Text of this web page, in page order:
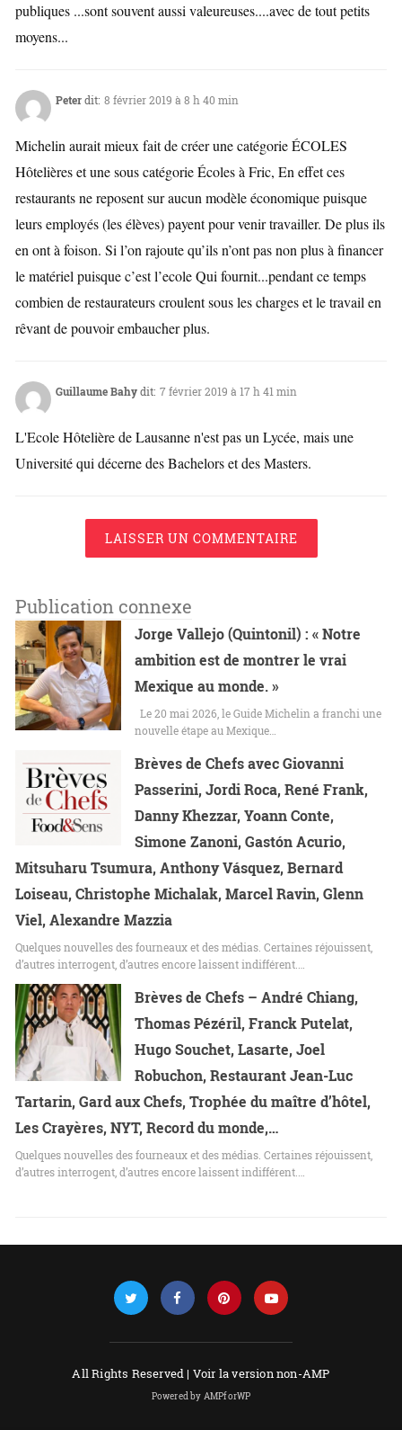
publiques ...sont souvent aussi valeureuses....avec de tout petits
moyens...
Peterdit: 8 février 2019 à 8 h 40 min
Michelin aurait mieux fait de créer une catégorie ÉCOLES
Hôtelières et une sous catégorie Écoles à Fric, En effet ces
restaurants ne reposent sur aucun modèle économique puisque
leurs employés (les élèves) payent pour venir travailler. De plus ils
en ont à foison. Si l’on rajoute qu’ils n’ont pas non plus à financer
le matériel puisque c’est l’ecole Qui fournit...pendant ce temps
combien de restaurateurs croulent sous les charges et le travail en
rêvant de pouvoir embaucher plus.
Guillaume Bahydit: 7 février 2019 à 17 h 41 min
L'Ecole Hôtelière de Lausanne n'est pas un Lycée, mais une
Université qui décerne des Bachelors et des Masters.
LAISSER UN COMMENTAIRE
Publication connexe
Jorge Vallejo (Quintonil) : « Notre
ambition est de montrer le vrai
Mexique au monde. »
Le 20 mai 2026, le Guide Michelin a franchi une
nouvelle étape au Mexique…
Brèves de Chefs avec Giovanni
Passerini, Jordi Roca, René Frank,
Danny Khezzar, Yoann Conte,
Simone Zanoni, Gastón Acurio,
Mitsuharu Tsumura, Anthony Vásquez, Bernard
Loiseau, Christophe Michalak, Marcel Ravin, Glenn
Viel, Alexandre Mazzia
Quelques nouvelles des fourneaux et des médias. Certaines réjouissent,
d’autres interrogent, d’autres encore laissent indifférent.…
Brèves de Chefs – André Chiang,
Thomas Pézéril, Franck Putelat,
Hugo Souchet, Lasarte, Joel
Robuchon, Restaurant Jean-Luc
Tartarin, Gard aux Chefs, Trophée du maître d’hôtel,
Les Crayères, NYT, Record du monde,…
Quelques nouvelles des fourneaux et des médias. Certaines réjouissent,
d’autres interrogent, d’autres encore laissent indifférent.…
All Rights Reserved | Voir la version non-AMP
Powered by AMPforWP